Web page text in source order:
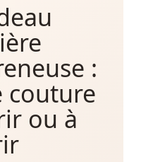
:
couture
ou à